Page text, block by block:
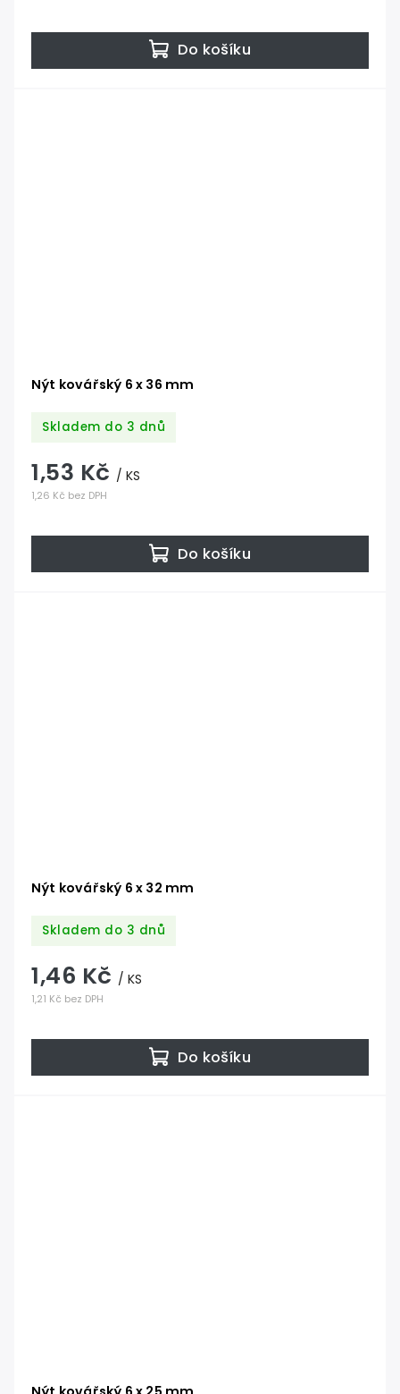
Do košíku
Nýt kovářský 6 x 36 mm
Skladem do 3 dnů
1,26 Kč bez DPH
1,53 Kč / KS
Do košíku
Nýt kovářský 6 x 32 mm
Skladem do 3 dnů
1,21 Kč bez DPH
1,46 Kč / KS
Do košíku